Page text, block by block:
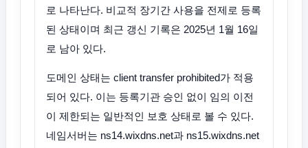
로 나타난다. 비교적 장기간 사용을 전제로 등록
된 상태이며 최근 갱신 기록은 2025년 1월 16일
로 남아 있다.
도메인 상태는 client transfer prohibited가 적용
되어 있다. 이는 등록기관 승인 없이 임의 이전
이 제한되는 일반적인 보호 상태로 볼 수 있다.
네임서버는 ns14.wixdns.net과 ns15.wixdns.net